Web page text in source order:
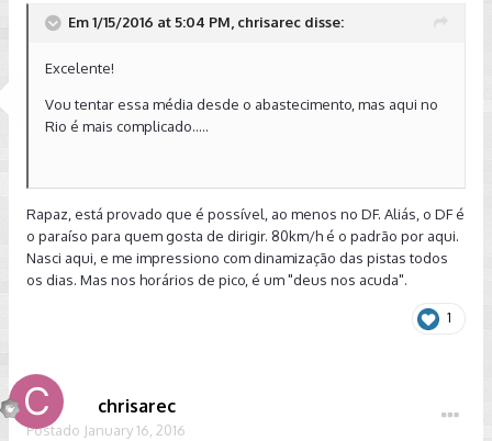
Em 1/15/2016 at 5:04 PM, chrisarec disse:
Excelente!
Vou tentar essa média desde o abastecimento, mas aqui no
Rio é mais complicado.....
Rapaz, está provado que é possível, ao menos no DF. Aliás, o DF é
o paraíso para quem gosta de dirigir. 80km/h é o padrão por aqui.
Nasci aqui, e me impressiono com dinamização das pistas todos
os dias. Mas nos horários de pico, é um "deus nos acuda".
1
chrisarec
Postado January 16, 2016